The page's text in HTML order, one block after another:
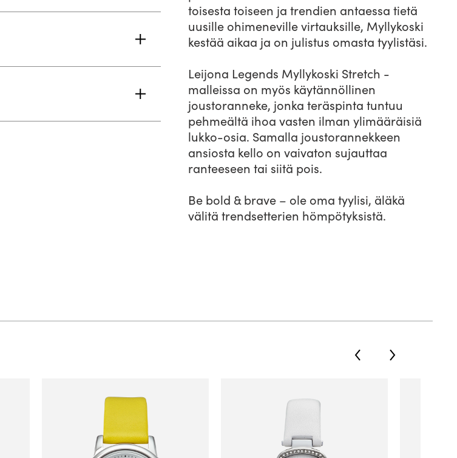
toisesta toiseen ja trendien antaessa tietä
uusille ohimeneville virtauksille, Myllykoski
kestää aikaa ja on julistus omasta tyylistäsi.
Leijona Legends Myllykoski Stretch -
malleissa on myös käytännöllinen
joustoranneke, jonka teräspinta tuntuu
pehmeältä ihoa vasten ilman ylimääräisiä
lukko-osia. Samalla joustorannekkeen
ansiosta kello on vaivaton sujauttaa
ranteeseen tai siitä pois.
Be bold & brave – ole oma tyylisi, äläkä
välitä trendsetterien hömpötyksistä.